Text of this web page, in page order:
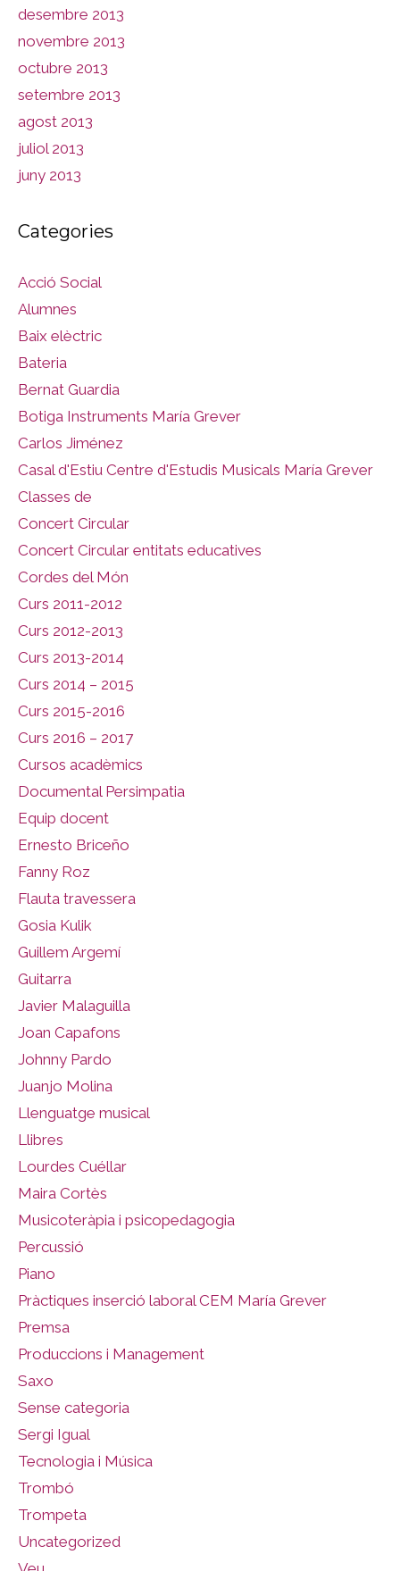
desembre 2013
novembre 2013
octubre 2013
setembre 2013
agost 2013
juliol 2013
juny 2013
Categories
Acció Social
Alumnes
Baix elèctric
Bateria
Bernat Guardia
Botiga Instruments María Grever
Carlos Jiménez
Casal d'Estiu Centre d'Estudis Musicals María Grever
Classes de
Concert Circular
Concert Circular entitats educatives
Cordes del Món
Curs 2011-2012
Curs 2012-2013
Curs 2013-2014
Curs 2014 – 2015
Curs 2015-2016
Curs 2016 – 2017
Cursos acadèmics
Documental Persimpatia
Equip docent
Ernesto Briceño
Fanny Roz
Flauta travessera
Gosia Kulik
Guillem Argemí
Guitarra
Javier Malaguilla
Joan Capafons
Johnny Pardo
Juanjo Molina
Llenguatge musical
Llibres
Lourdes Cuéllar
Maira Cortès
Musicoteràpia i psicopedagogia
Percussió
Piano
Pràctiques inserció laboral CEM María Grever
Premsa
Produccions i Management
Saxo
Sense categoria
Sergi Igual
Tecnologia i Música
Trombó
Trompeta
Uncategorized